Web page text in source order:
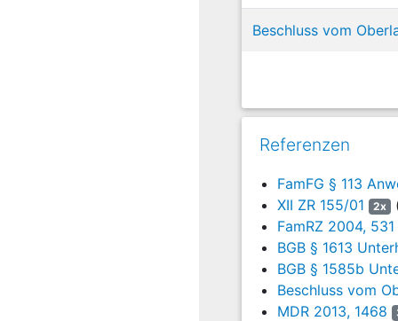
4 Die
Allgemein
auch bereits vor
Unterhaltsberechtigte
wäre und der
auch in Zukunft nicht
des vor dem
Umstandsmoment
6 2.a) Für das
Verwirkung keine
Beschluss vom
Referenzen
FamFG § 113
XII ZR 155/01 2x
FamRZ 2004, 531
BGB § 1613
BGB § 1585b
Beschluss vom
MDR 2013, 1468